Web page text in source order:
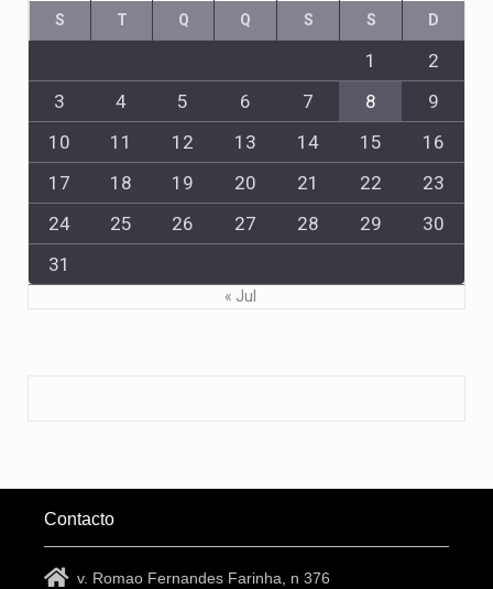
S T Q Q S S D
1
2
3
4 5 6 7 8
9
10
11 12 13 14 15
16
17
18 19 20 21 22
23
24
25 26 27 28 29
30
31
« Jul
Contacto
v. Romao Fernandes Farinha, n 376